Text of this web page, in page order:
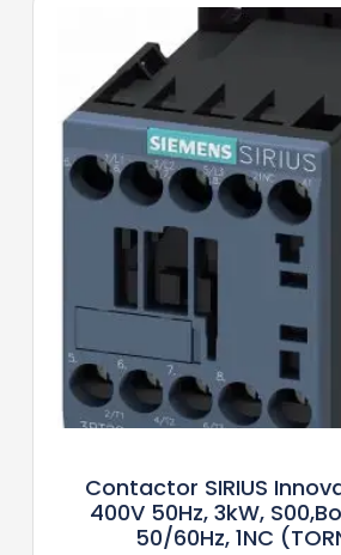
Contactor SIRIUS
400V 50Hz, 3kW,
50/60Hz, 1NC